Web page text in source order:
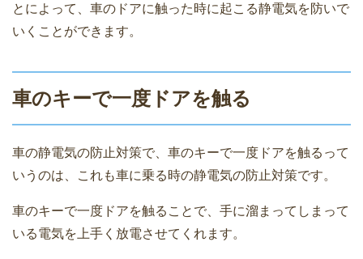
とによって、車のドアに触った時に起こる静電気を防いで
いくことができます。
車のキーで一度ドアを触る
車の静電気の防止対策で、車のキーで一度ドアを触るって
いうのは、これも車に乗る時の静電気の防止対策です。
車のキーで一度ドアを触ることで、手に溜まってしまって
いる電気を上手く放電させてくれます。